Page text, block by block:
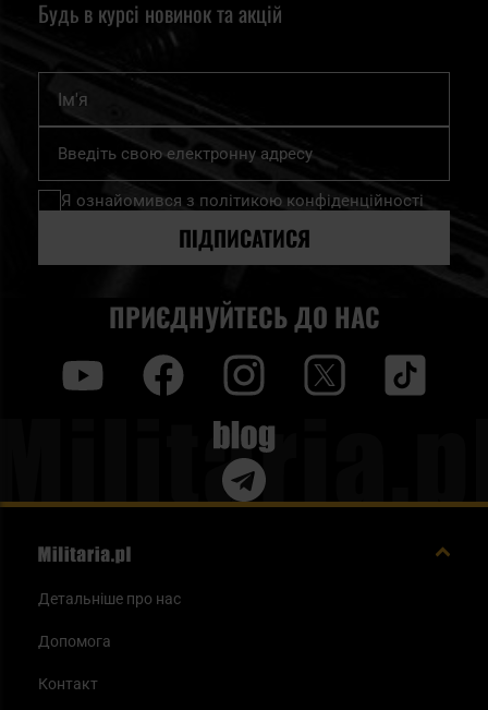
Будь в курсі новинок та акцій
Підпишіться
нашу
розсилку
Я ознайомився з політикою конфіденційності
ПІДПИСАТИСЯ
ПРИЄДНУЙТЕСЬ ДО НАС
Blog
Детальніше про нас
Допомога
Контакт